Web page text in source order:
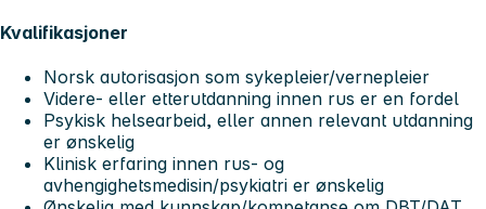
Kvalifikasjoner
Norsk autorisasjon som sykepleier/vernepleier
Videre- eller etterutdanning innen rus er en fordel
Psykisk helsearbeid, eller annen relevant utdanning
er ønskelig
Klinisk erfaring innen rus- og
avhengighetsmedisin/psykiatri er ønskelig